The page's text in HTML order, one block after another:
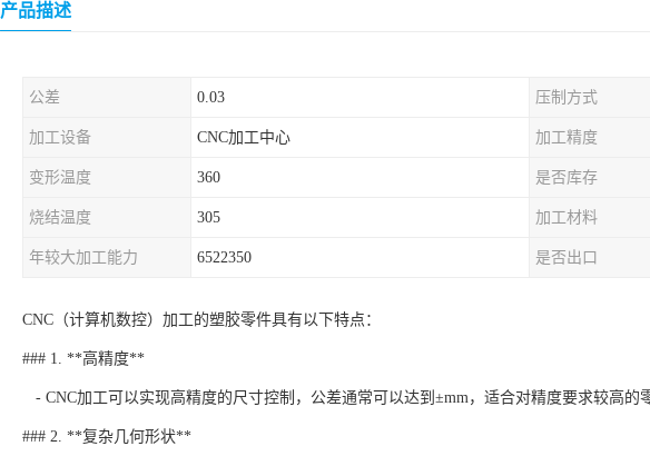
产品描述
公差 0.03 压制方式
加工设备 CNC加工中心 加工精度
变形温度 360 是否库存
烧结温度 305 加工材料
年较大加工能力 6522350 是否出口
CNC（计算机数控）加工的塑胶零件具有以下特点：
### 1. **高精度**
- CNC加工可以实现高精度的尺寸控制，公差通常可以达到±mm，适合对精度要求较高的
### 2. **复杂几何形状**